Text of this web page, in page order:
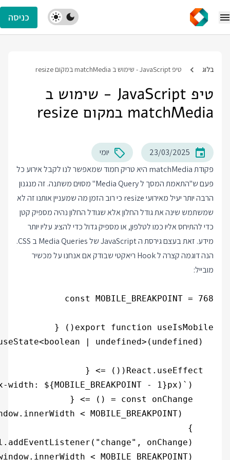
כניסה
בלוג טיפ JavaScript - שימוש ב matchMedia במקום resize
טיפ JavaScript - שימוש ב
matchMedia במקום resize
23/03/2025
יומי
פקודת matchMedia היא טריק חמוד שמאפשר לנו לקבל אירוע כל
פעם ש"התאמת המסך ל Media Query" מסוים משתנה. זה מנגנון
הרבה יותר יעיל מאירועי resize כי רוב הזמן מה שמעניין אותנו זה לא
שמשתמש שינה את גודל החלון אלא שגודל החלון נהיה מספיק קטן
כדי להתיחס אליו כמו לטלפון, או מספיק גדול כדי להציג עליו יותר
מידע. זאת בעצם גירסת ה JavaScript של Media Queries ב CSS.
הנה דוגמה קצרה ל Hook ריאקטי שבודק אם אנחנו על מכשיר
מובייל: